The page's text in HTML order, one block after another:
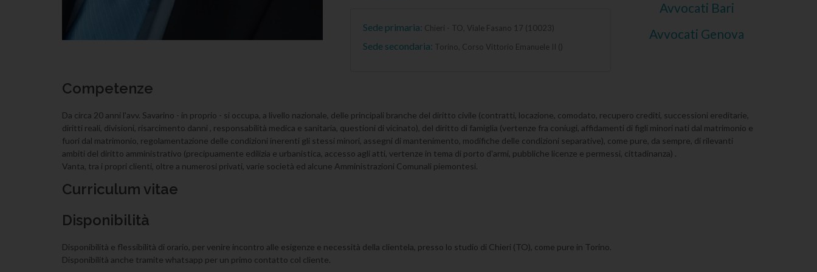
Sede primaria: Chieri - TO, Viale Fasano 17 (10023)
Sede secondaria: Torino, Corso Vittorio Emanuele II ()
Avvocati Bari
Avvocati Genova
Competenze
Da circa 20 anni l'avv. Savarino - in proprio - si occupa, a livello nazionale, delle principali branche del diritto civile (contratti, locazione, comodato, recupero crediti, successioni ereditarie,
diritti reali, divisioni, risarcimento danni , responsabilità medica e sanitaria, questioni di vicinato), del diritto di famiglia (vertenze fra coniugi, affidamenti di figli minori nati dal matrimonio e
fuori dal matrimonio, regolamentazione delle condizioni inerenti gli stessi minori, assegni di mantenimento, modifiche delle condizioni separative), come pure, da sempre, di rilevanti
ambiti del diritto amministrativo (precipuamente edilizia e urbanistica, accesso agli atti, vertenze in tema di porto d'armi, pubbliche licenze e permessi, cittadinanza) .
Vanta, tra i propri clienti, oltre a numerosi privati, varie società ed alcune Amministrazioni Comunali piemontesi.
Curriculum vitae
Disponibilità
Disponibilità e flessibilità di orario, per venire incontro alle esigenze e necessità della clientela, presso lo studio di Chieri (TO), come pure in Torino.
Disponibilità anche tramite whatsapp per un primo contatto col cliente.